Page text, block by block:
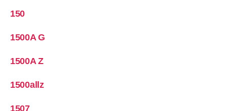
150
1500A G
1500A Z
1500allz
1507